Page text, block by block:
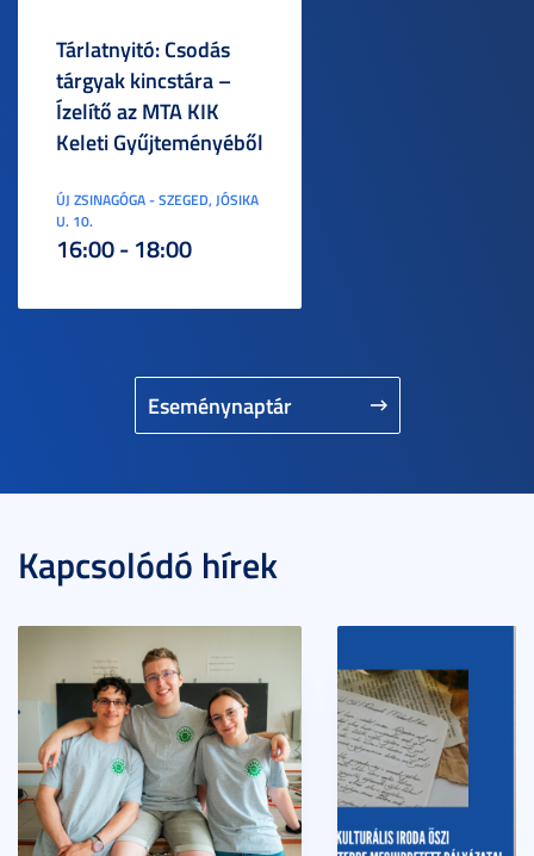
Eseménynaptár
Tárlatnyitó: Csodás
tárgyak kincstára –
Ízelítő az MTA KIK
Keleti Gyűjteményéből
ÚJ ZSINAGÓGA - SZEGED, JÓSIKA
U. 10.
16:00 - 18:00
Kapcsolódó hírek